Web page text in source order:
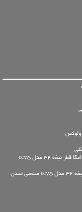
چرخ گوشت الکتروکار طرح امگا قطر تیغه 32 مدل ec75
چرخ گوشت الکتروکار طرح امگا قطر تیغه 32 مدل ec75 صنعتی تمدن